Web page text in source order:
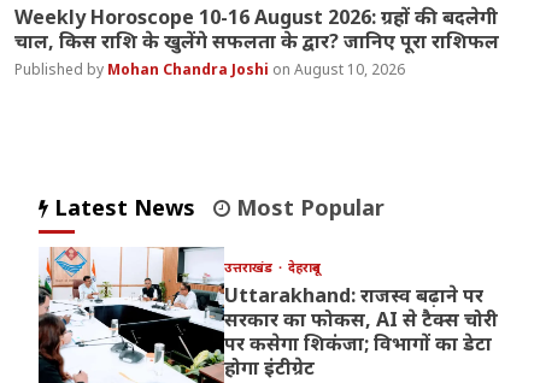
Weekly Horoscope 10-16 August 2026: ग्रहों की बदलेगी
चाल, किस राशि के खुलेंगे सफलता के द्वार? जानिए पूरा राशिफल
Mohan Chandra Joshi August 10, 2026
Latest News Most Popular
उत्तराखंड देहरादून
Uttarakhand: राजस्व बढ़ाने पर
सरकार का फोकस, AI से टैक्स चोरी
पर कसेगा शिकंजा; विभागों का डेटा
होगा इंटीग्रेट